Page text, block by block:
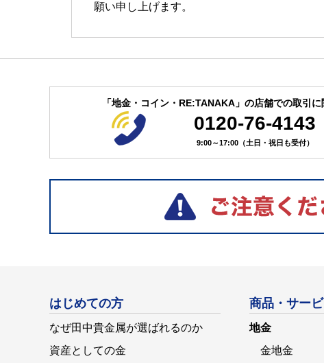
願い申し上げます。
「地金・コイン・RE:TANAKA」の店舗での取引
0120-76-4143
9:00～17:00（土日・祝日も受付）
はじめての方
なぜ田中貴金属が選ばれるのか
資産としての金
商品・サー
地金
金地金